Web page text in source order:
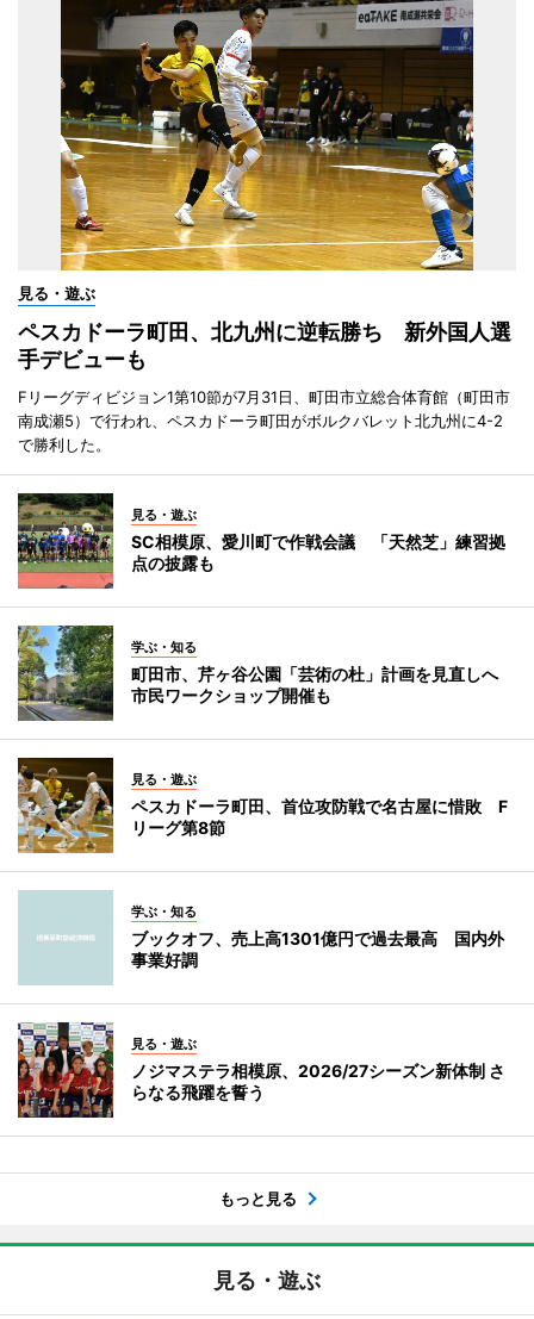
見る・遊ぶ
ペスカドーラ町田、北九州に逆転勝ち 新外国人選
手デビューも
Fリーグディビジョン1第10節が7月31日、町田市立総合体育館（町田市
南成瀬5）で行われ、ペスカドーラ町田がボルクバレット北九州に4-2
で勝利した。
見る・遊ぶ
SC相模原、愛川町で作戦会議 「天然芝」練習拠
点の披露も
学ぶ・知る
町田市、芹ヶ谷公園「芸術の杜」計画を見直しへ
市民ワークショップ開催も
見る・遊ぶ
ペスカドーラ町田、首位攻防戦で名古屋に惜敗 F
リーグ第8節
学ぶ・知る
ブックオフ、売上高1301億円で過去最高 国内外
事業好調
見る・遊ぶ
ノジマステラ相模原、2026/27シーズン新体制 さ
らなる飛躍を誓う
もっと見る
見る・遊ぶ